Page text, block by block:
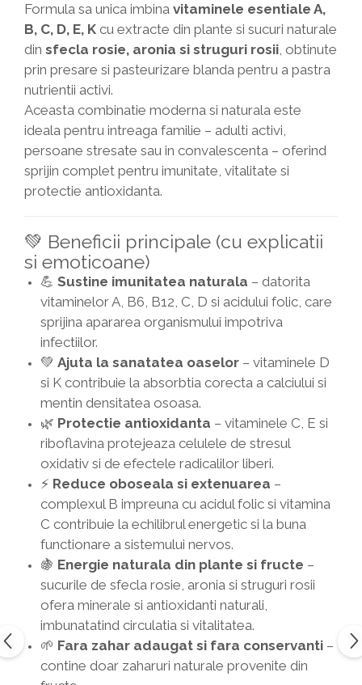
Formula sa unica imbina vitaminele esentiale A,
B, C, D, E, K cu extracte din plante si sucuri naturale
din sfecla rosie, aronia si struguri rosii, obtinute
prin presare si pasteurizare blanda pentru a pastra
nutrientii activi.
Aceasta combinatie moderna si naturala este
ideala pentru intreaga familie – adulti activi,
persoane stresate sau in convalescenta – oferind
sprijin complet pentru imunitate, vitalitate si
protectie antioxidanta.
💚 Beneficii principale (cu explicatii
si emoticoane)
💪 Sustine imunitatea naturala – datorita
vitaminelor A, B6, B12, C, D si acidului folic, care
sprijina apararea organismului impotriva
infectiilor.
💚 Ajuta la sanatatea oaselor – vitaminele D
si K contribuie la absorbtia corecta a calciului si
mentin densitatea osoasa.
🌿 Protectie antioxidanta – vitaminele C, E si
riboflavina protejeaza celulele de stresul
oxidativ si de efectele radicalilor liberi.
⚡ Reduce oboseala si extenuarea –
complexul B impreuna cu acidul folic si vitamina
C contribuie la echilibrul energetic si la buna
functionare a sistemului nervos.
🍇 Energie naturala din plante si fructe –
sucurile de sfecla rosie, aronia si struguri rosii
ofera minerale si antioxidanti naturali,
imbunatatind circulatia si vitalitatea.
🌱 Fara zahar adaugat si fara conservanti –
contine doar zaharuri naturale provenite din